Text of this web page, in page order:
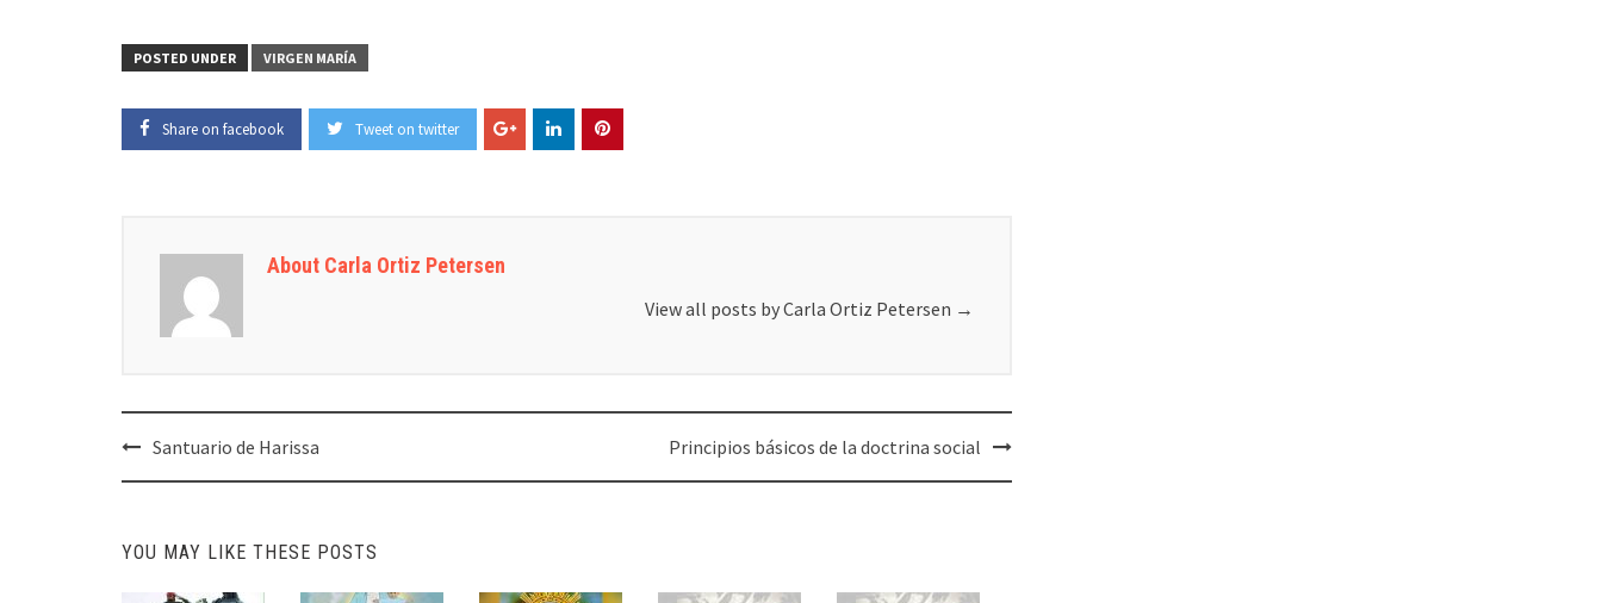
POSTED UNDER VIRGEN MARÍA
Share on facebook Tweet on twitter
About Carla Ortiz Petersen
View all posts by Carla Ortiz Petersen →
Post
navigation
Santuario de Harissa Principios básicos de la doctrina social
YOU MAY LIKE THESE POSTS